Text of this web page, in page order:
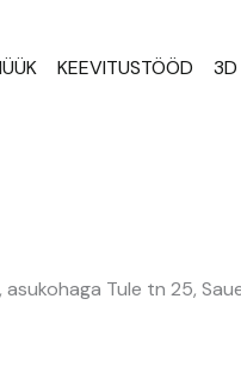
KEEVITUSTÖÖD 3D
Tule tn 25,